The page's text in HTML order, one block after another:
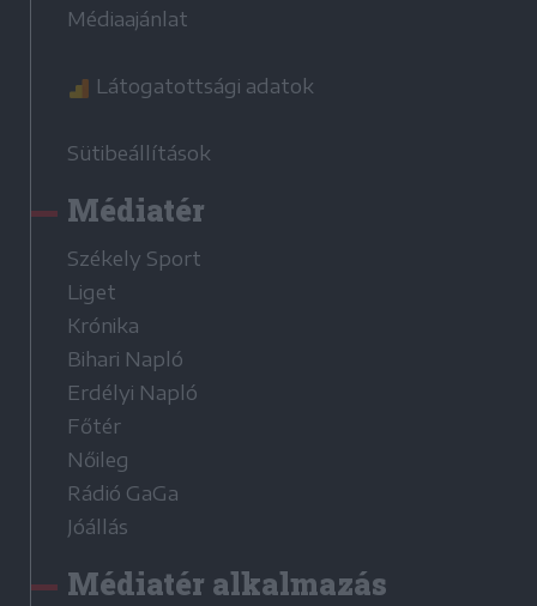
Médiaajánlat
Látogatottsági adatok
Sütibeállítások
Médiatér
Székely Sport
Liget
Krónika
Bihari Napló
Erdélyi Napló
Főtér
Nőileg
Rádió GaGa
Jóállás
Médiatér alkalmazás